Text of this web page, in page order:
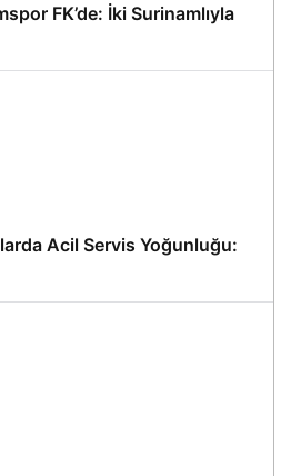
FK’de: İki Surinamlıyla
Acil Servis Yoğunluğu: